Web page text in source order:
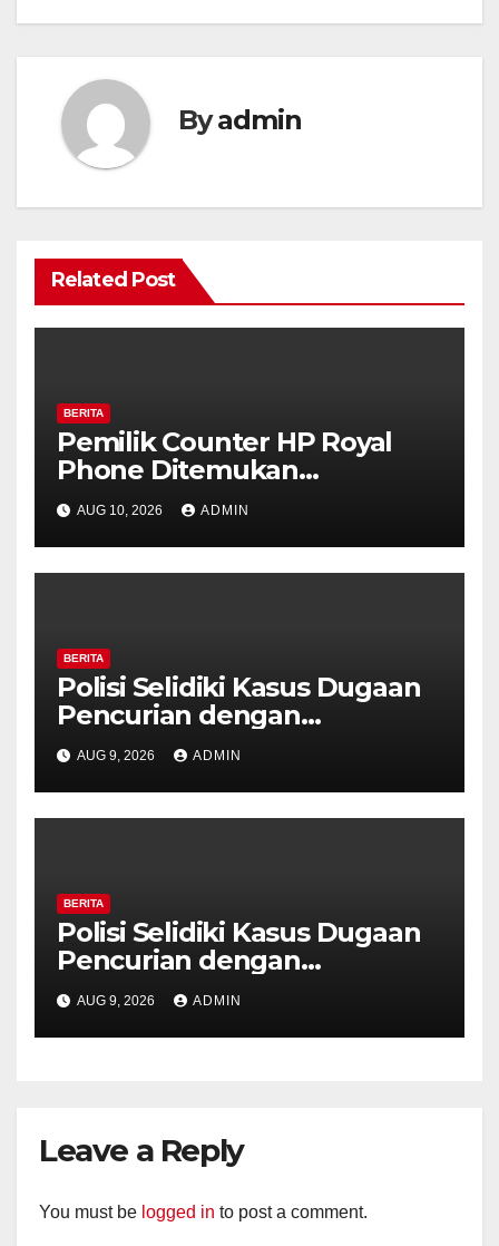
Byadmin
Related Post
BERITA
Pemilik Counter HP Royal
Phone Ditemukan
Meninggal di Dalam Mobil di
Grobogan, Polisi Dalami
Keterkaitan dengan Kasus
Pencurian.
AUG 10, 2026 ADMIN
BERITA
Polisi Selidiki Kasus Dugaan
Pencurian dengan
Kekerasan di Counter HP
Royal Phone Ambarawa.
AUG 9, 2026 ADMIN
BERITA
Polisi Selidiki Kasus Dugaan
Pencurian dengan
Kekerasan di Counter HP
Royal Phone Ambarawa.
AUG 9, 2026 ADMIN
Leave a Reply
You must be logged in to post a comment.